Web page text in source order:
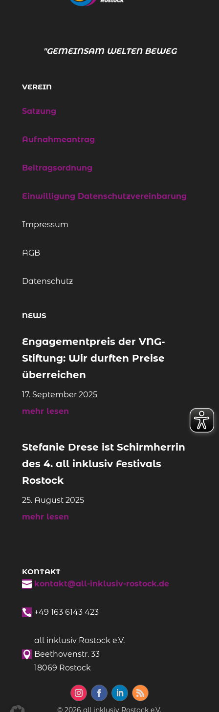
"GEMEINSAM WELTEN BEWEGEN
VEREIN
Satzung
Aufnahmeantrag
Beitragsordnung
Einwilligung Datenschutzvereinbarung
Impressum
AGB
Datenschutz
NEWS
Engagementpreis der VNG-
Stiftung: Wir durften Preise
überreichen
17. September 2025
mehr lesen
Stefanie Drese ist Schirmherrin
des 4. all inklusiv Festivals
Rostock
25. August 2025
mehr lesen
KONTAKT
 kontakt@all-inklusiv-rostock.de
 +49 163 6143 423

all inklusiv Rostock e.V.
Beethovenstr. 33
18069 Rostock
© 2026 all inklusiv Rostock e.V.